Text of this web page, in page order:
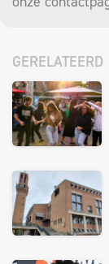
GERELATEERD